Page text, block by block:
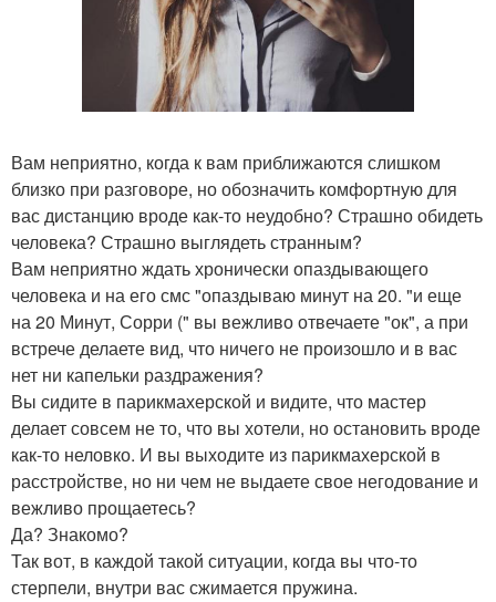
Вам неприятно, когда к вам приближаются слишком
близко при разговоре, но обозначить комфортную для
вас дистанцию вроде как-то неудобно? Страшно обидеть
человека? Страшно выглядеть странным?
Вам неприятно ждать хронически опаздывающего
человека и на его смс "опаздываю минут на 20. "и еще
на 20 Минут, Сорри (" вы вежливо отвечаете "ок", а при
встрече делаете вид, что ничего не произошло и в вас
нет ни капельки раздражения?
Вы сидите в парикмахерской и видите, что мастер
делает совсем не то, что вы хотели, но остановить вроде
как-то неловко. И вы выходите из парикмахерской в
расстройстве, но ни чем не выдаете свое негодование и
вежливо прощаетесь?
Да? Знакомо?
Так вот, в каждой такой ситуации, когда вы что-то
стерпели, внутри вас сжимается пружина.